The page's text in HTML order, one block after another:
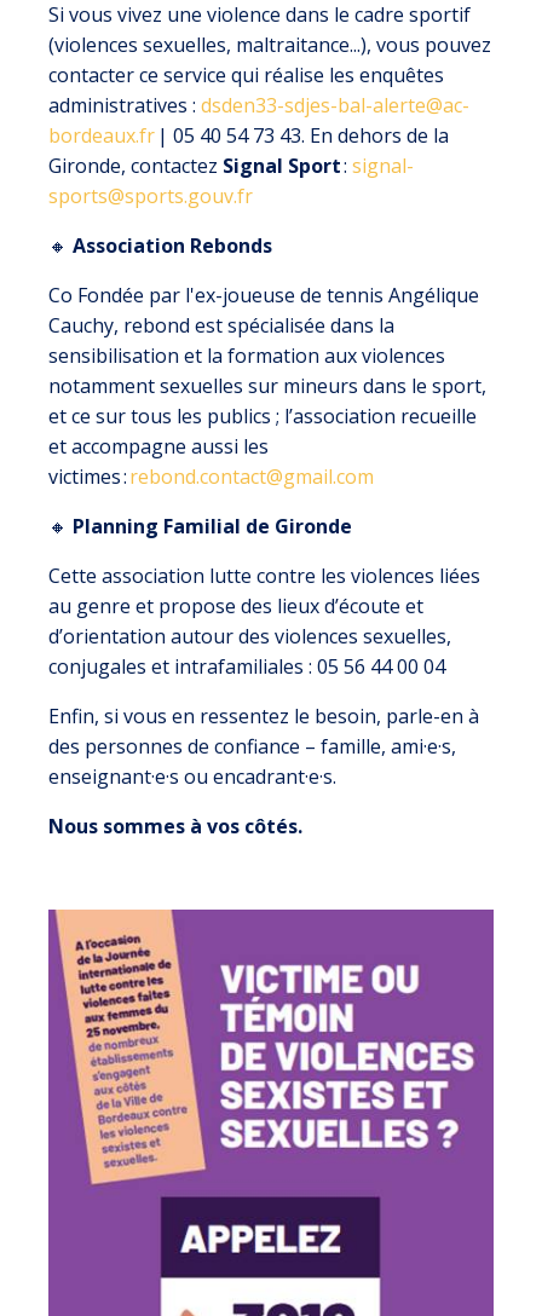
Si vous vivez une violence dans le cadre sportif
(violences sexuelles, maltraitance...), vous pouvez
contacter ce service qui réalise les enquêtes
administratives : dsden33-sdjes-bal-alerte@ac-
bordeaux.fr | 05 40 54 73 43. En dehors de la
Gironde, contactez Signal Sport: signal-
sports@sports.gouv.fr
🔸 Association Rebonds
Co Fondée par l'ex-joueuse de tennis Angélique
Cauchy, rebond est spécialisée dans la
sensibilisation et la formation aux violences
notamment sexuelles sur mineurs dans le sport,
et ce sur tous les publics ; l’association recueille
et accompagne aussi les
victimes :rebond.contact@gmail.com
🔸 Planning Familial de Gironde
Cette association lutte contre les violences liées
au genre et propose des lieux d’écoute et
d’orientation autour des violences sexuelles,
conjugales et intrafamiliales : 05 56 44 00 04
Enfin, si vous en ressentez le besoin, parle-en à
des personnes de confiance – famille, ami·e·s,
enseignant·e·s ou encadrant·e·s.
Nous sommes à vos côtés.